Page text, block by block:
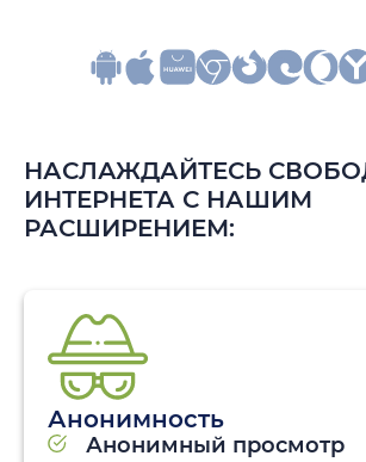
НАСЛАЖДАЙТЕСЬ
ИНТЕРНЕТА С НАШИМ
РАСШИРЕНИЕМ:
Анонимность
Анонимный просмотр